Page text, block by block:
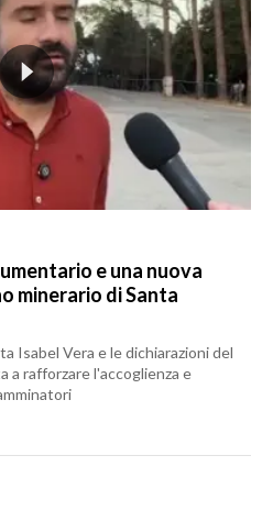
e una nuova
minerario di Santa
Isabel Vera e le dichiarazioni del
a rafforzare l'accoglienza e